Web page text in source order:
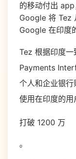
的移动付出 app
Google 将 Tez
Google 在印度
Tez 根据印度
Payments
个人和企业银
使用在印度的用
打破 1200 万
。